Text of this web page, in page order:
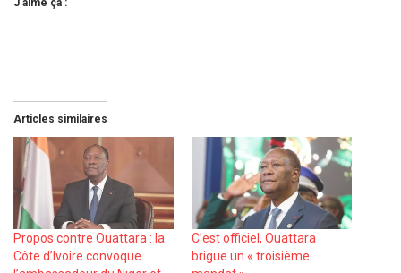
J’aime ça :
Articles similaires
Propos contre Ouattara : la
Côte d’Ivoire convoque
C’est officiel, Ouattara
brigue un « troisième